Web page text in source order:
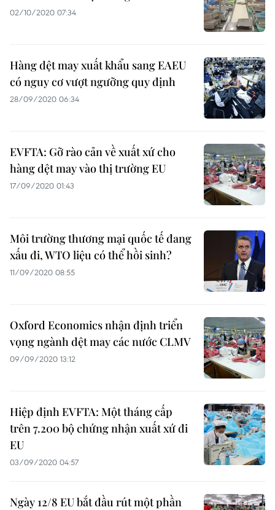
02/10/2020 07:34
Hàng dệt may xuất khẩu sang EAEU
có nguy cơ vượt ngưỡng quy định
28/09/2020 06:34
EVFTA: Gỡ rào cản về xuất xứ cho
hàng dệt may vào thị trường EU
17/09/2020 01:43
Môi trường thương mại quốc tế đang
xấu đi, WTO liệu có thể hồi sinh?
11/09/2020 08:55
Oxford Economics nhận định triển
vọng ngành dệt may các nước CLMV
09/09/2020 13:12
Hiệp định EVFTA: Một tháng cấp
trên 7.200 bộ chứng nhận xuất xứ đi
EU
03/09/2020 04:57
Ngày 12/8 EU bắt đầu rút một phần